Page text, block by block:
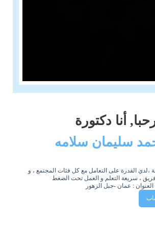
أنا دكتورة
سليمان سلامه
القدرة على التعامل مع كل فئات المجتمع ، و
، سريعة التعلم و العمل تحت الضغط
العنوان : عمان -جبل الزهور